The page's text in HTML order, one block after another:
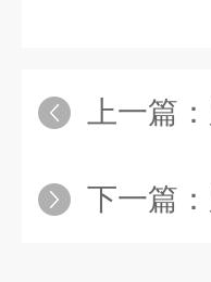
上一篇：
下一篇：